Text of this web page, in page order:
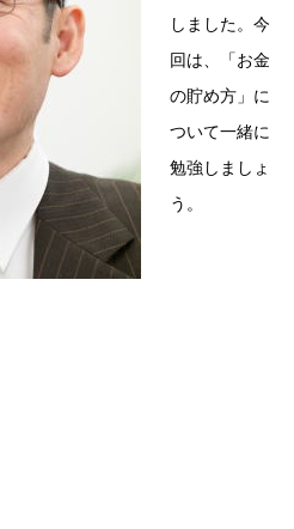
しました。今
回は、「お金
の貯め方」に
ついて一緒に
勉強しましょ
う。